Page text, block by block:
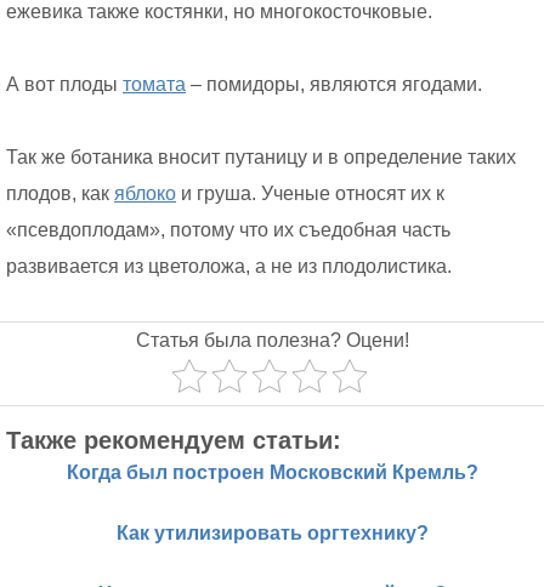
ежевика также костянки, но многокосточковые.
А вот плоды томата – помидоры, являются ягодами.
Так же ботаника вносит путаницу и в определение таких
плодов, как яблоко и груша. Ученые относят их к
«псевдоплодам», потому что их съедобная часть
развивается из цветоложа, а не из плодолистика.
Статья была полезна? Оцени!
Также рекомендуем статьи:
Когда был построен Московский Кремль?
Как утилизировать оргтехнику?